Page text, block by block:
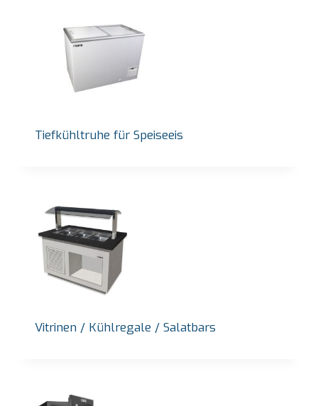
Tiefkühltruhe für Speiseeis
Vitrinen / Kühlregale / Salatbars